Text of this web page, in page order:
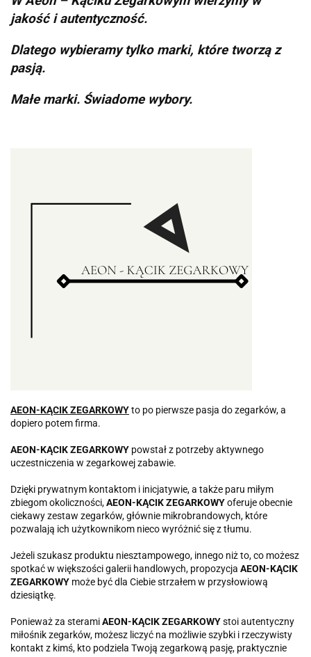
jakość i autentyczność.
Dlatego wybieramy tylko marki, które tworzą z
pasją.
Małe marki. Świadome wybory.
AEON-KĄCIK ZEGARKOWYto po pierwsze pasja do zegarków, a
dopiero potem firma.
AEON-KĄCIK ZEGARKOWY powstał z potrzeby aktywnego
uczestniczenia w zegarkowej zabawie.
Dzięki prywatnym kontaktom i inicjatywie, a także paru miłym
zbiegom okoliczności,AEON-KĄCIK ZEGARKOWYoferuje obecnie
ciekawy zestaw zegarków, głównie mikrobrandowych, które
pozwalają ich użytkownikom nieco wyróżnić się z tłumu.
Jeżeli szukasz produktu niesztampowego, innego niż to, co możesz
spotkać w większości galerii handlowych, propozycja AEON-KĄCIK
ZEGARKOWY może być dla Ciebie strzałem w przysłowiową
dziesiątkę.
Ponieważ za steramiAEON-KĄCIK ZEGARKOWYstoi autentyczny
miłośnik zegarków, możesz liczyć na możliwie szybki i rzeczywisty
kontakt z kimś, kto podziela Twoją zegarkową pasję, praktycznie